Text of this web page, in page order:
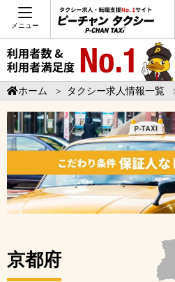
メニュー
ホーム ＞ タクシー求人情報一覧
京都府